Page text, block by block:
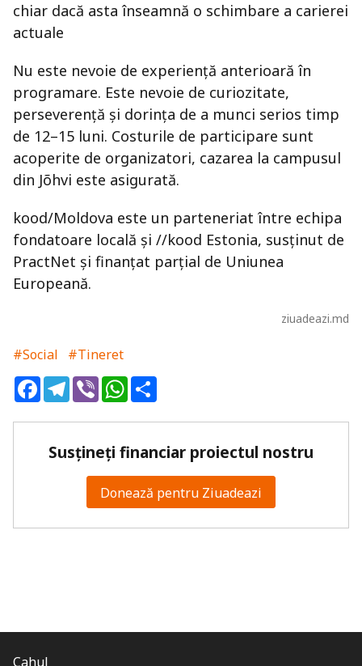
chiar dacă asta înseamnă o schimbare a carierei
actuale
Nu este nevoie de experiență anterioară în
programare. Este nevoie de curiozitate,
perseverență și dorința de a munci serios timp
de 12–15 luni. Costurile de participare sunt
acoperite de organizatori, cazarea la campusul
din Jõhvi este asigurată.
kood/Moldova este un parteneriat între echipa
fondatoare locală și //kood Estonia, susținut de
PractNet și finanțat parțial de Uniunea
Europeană.
ziuadeazi.md
#Social
#Tineret
FacebookTelegram
ViberWhatsApp
Susțineți financiar proiectul nostru
Donează pentru Ziuadeazi
Cahul